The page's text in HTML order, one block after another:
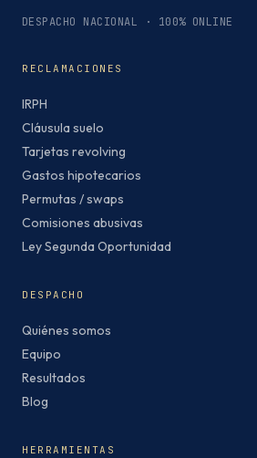
DESPACHO NACIONAL · 100% ONLINE
RECLAMACIONES
IRPH
Cláusula suelo
Tarjetas revolving
Gastos hipotecarios
Permutas / swaps
Comisiones abusivas
Ley Segunda Oportunidad
DESPACHO
Quiénes somos
Equipo
Resultados
Blog
HERRAMIENTAS